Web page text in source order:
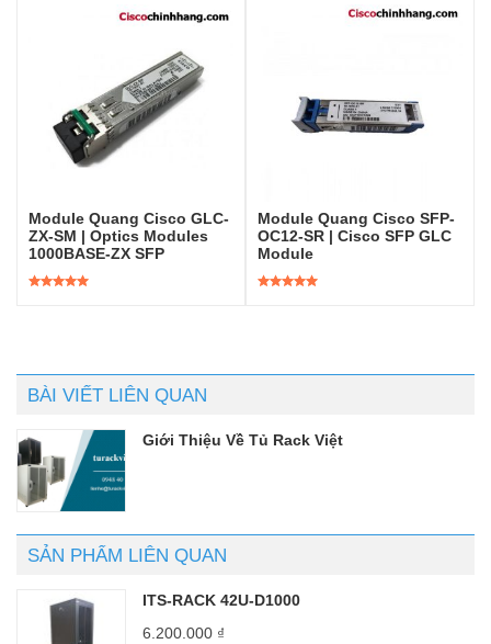
Module Quang Cisco GLC-
ZX-SM | Optics Modules
1000BASE-ZX SFP
Module Quang Cisco SFP-
OC12-SR | Cisco SFP GLC
Module
BÀI VIẾT LIÊN QUAN
Giới Thiệu Về Tủ Rack Việt
SẢN PHẨM LIÊN QUAN
ITS-RACK 42U-D1000
6.200.000 ₫